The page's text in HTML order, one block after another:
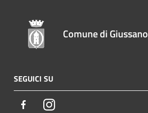
Comune di Giussano
SEGUICI SU
FacebookInstagram